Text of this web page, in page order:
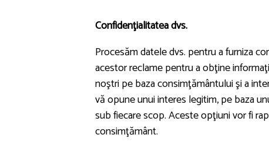
Confidenţialitatea dvs.
Procesăm datele dvs. pentru a furniza
acestor reclame pentru a obţine
noştri pe baza consimţământului şi a
vă opune unui interes legitim, pe baza
sub fiecare scop. Aceste opţiuni vor fi
consimţământ.